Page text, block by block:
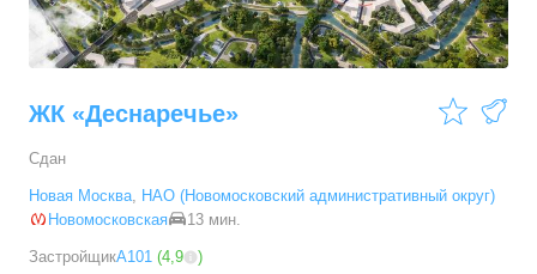
ЖК «Деснаречье»
Сдан
Новая Москва, НАО (Новомосковский административный округ)
Новомосковская
13 мин.
ЗастройщикА101 (4,9 )